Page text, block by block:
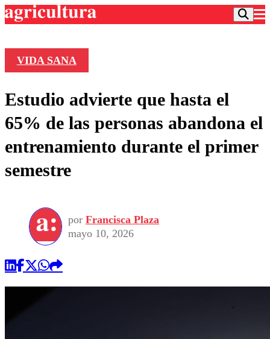
Frecuencias
Agricultura TV
Deportes
Colo Colo
Motor
Torneo Internacional
Torneo Nacional
Entretención
Internacional
Nacional
Vida Social
Programas
Comercial
VIDA SANA
Estudio advierte que hasta el
65% de las personas abandona el
entrenamiento durante el primer
semestre
por Francisca Plaza
mayo 10, 2026